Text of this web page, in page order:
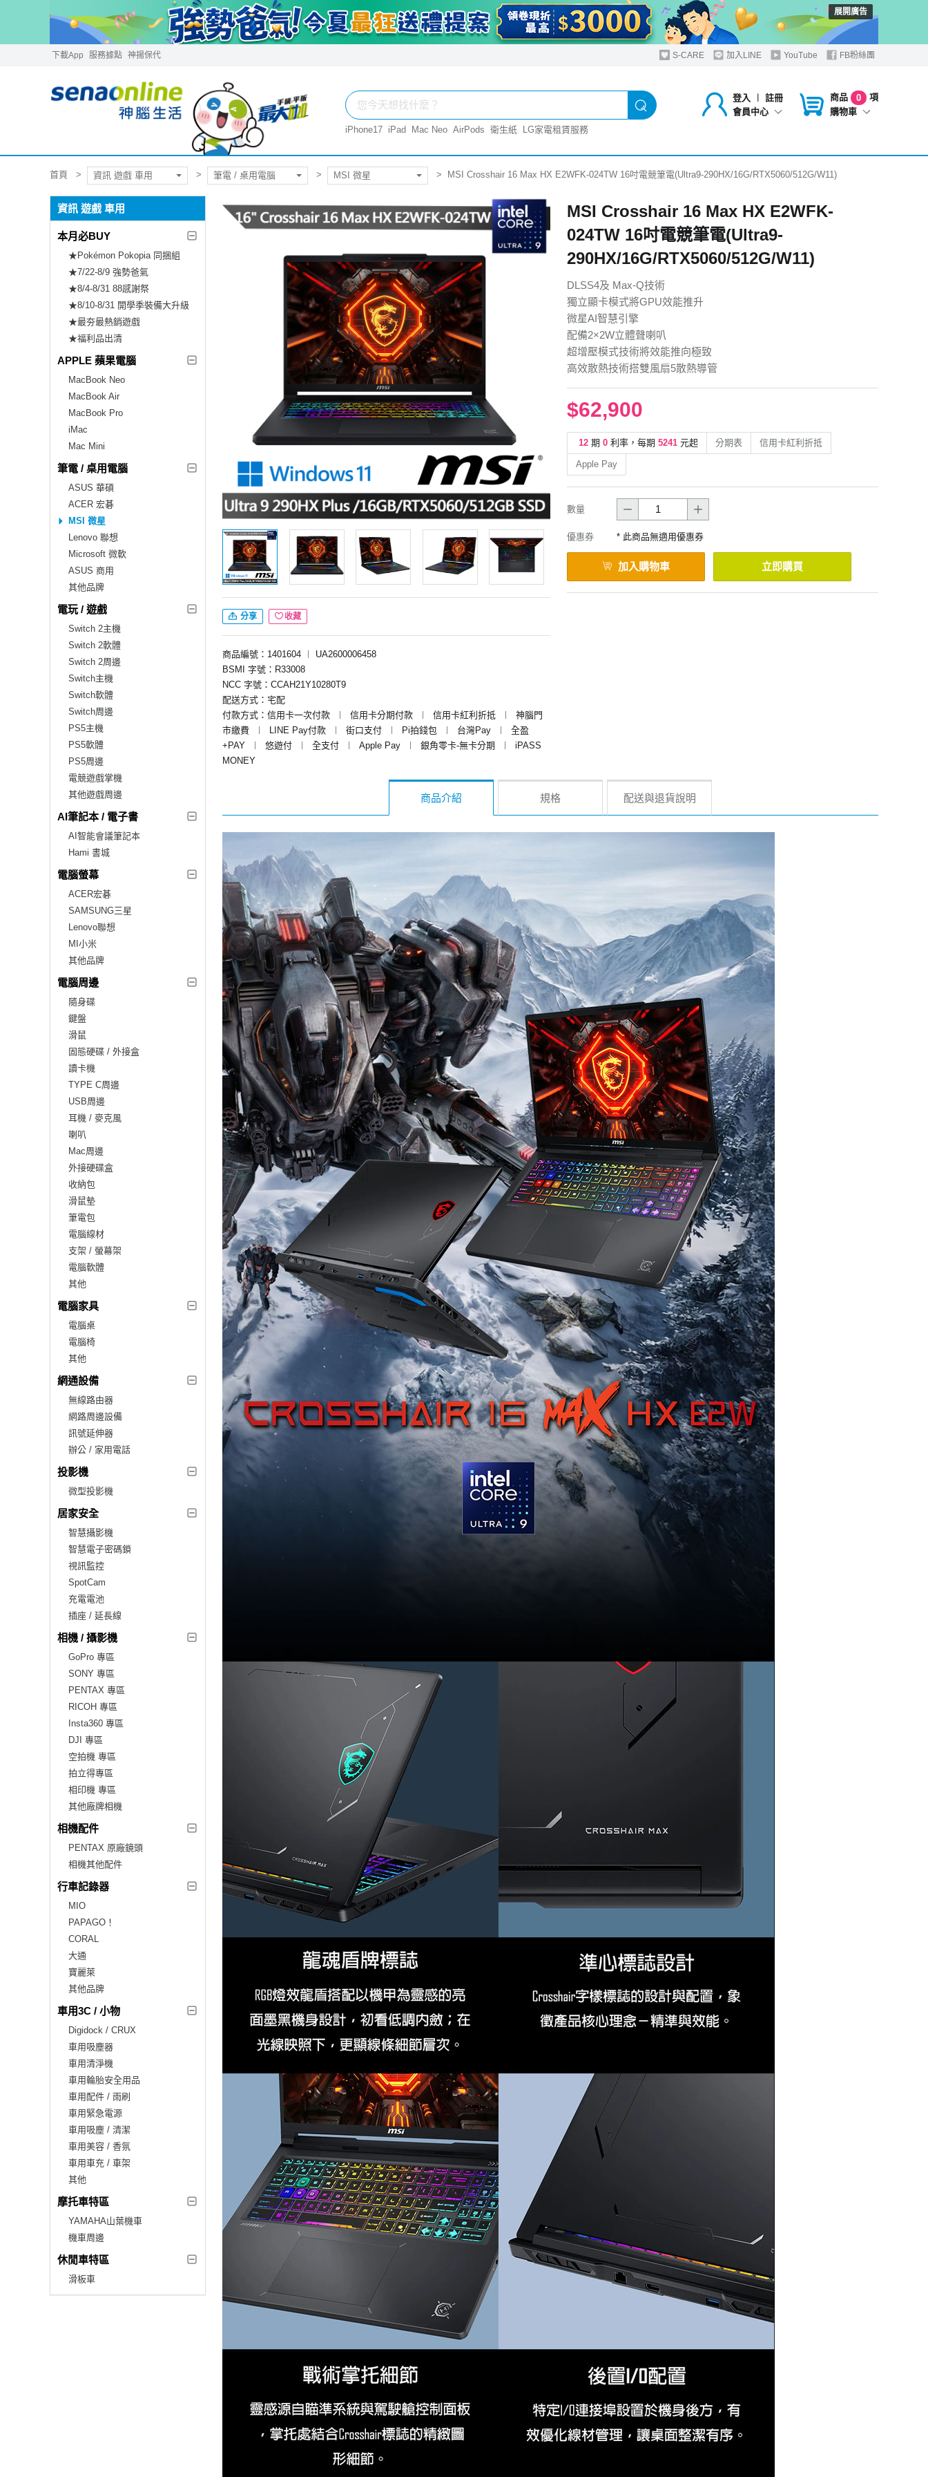
展開廣告
下載App 服務據點 神揚保代 S-CARE 加入LINE YouTube FB粉絲團
登入 ︱
註冊
會員中心
商品 0
項
購物車
iPhone17 iPad Mac Neo AirPods 衛生紙 LG家電租賃服務
首頁 資訊 遊戲 車用 筆電 / 桌用電腦 MSI 微星 MSI Crosshair 16 Max HX E2WFK-024TW 16吋電競筆電(Ultra9-290HX/16G/RTX5060/512G/W11)
資訊 遊戲 車用
本月必BUY
★Pokémon Pokopia 同捆組
★7/22-8/9 強勢爸氣
★8/4-8/31 88感謝祭
★8/10-8/31 開學季裝備大升級
★最夯最熱銷遊戲
★福利品出清
APPLE 蘋果電腦
MacBook Neo
MacBook Air
MacBook Pro
iMac
Mac Mini
筆電 / 桌用電腦
ASUS 華碩
ACER 宏碁
MSI 微星
Lenovo 聯想
Microsoft 微軟
ASUS 商用
其他品牌
電玩 / 遊戲
Switch 2主機
Switch 2軟體
Switch 2周邊
Switch主機
Switch軟體
Switch周邊
PS5主機
PS5軟體
PS5周邊
電競遊戲掌機
其他遊戲周邊
AI筆記本 / 電子書
AI智能會議筆記本
Hami 書城
電腦螢幕
ACER宏碁
SAMSUNG三星
Lenovo聯想
MI小米
其他品牌
電腦周邊
隨身碟
鍵盤
滑鼠
固態硬碟 / 外接盒
讀卡機
TYPE C周邊
USB周邊
耳機 / 麥克風
喇叭
Mac周邊
外接硬碟盒
收納包
滑鼠墊
筆電包
電腦線材
支架 / 螢幕架
電腦軟體
其他
電腦家具
電腦桌
電腦椅
其他
網通設備
無線路由器
網路周邊設備
訊號延伸器
辦公 / 家用電話
投影機
微型投影機
居家安全
智慧攝影機
智慧電子密碼鎖
視訊監控
SpotCam
充電電池
插座 / 延長線
相機 / 攝影機
GoPro 專區
SONY 專區
PENTAX 專區
RICOH 專區
Insta360 專區
DJI 專區
空拍機 專區
拍立得專區
相印機 專區
其他廠牌相機
相機配件
PENTAX 原廠鏡頭
相機其他配件
行車記錄器
MIO
PAPAGO！
CORAL
大通
寶麗萊
其他品牌
車用3C / 小物
Digidock / CRUX
車用吸塵器
車用清淨機
車用輪胎安全用品
車用配件 / 雨刷
車用緊急電源
車用吸塵 / 清潔
車用美容 / 香氛
車用車充 / 車架
其他
摩托車特區
YAMAHA山葉機車
機車周邊
休閒車特區
滑板車
分享 收藏
商品編號：1401604 ︱
UA2600006458
BSMI 字號：R33008
NCC 字號：CCAH21Y10280T9
配送方式：宅配
付款方式：信用卡一次付款
︱ 信用卡分期付款 ︱ 信用卡紅利折抵 ︱
神腦門
市繳費
︱ LINE Pay付款 ︱ 街口支付 ︱ Pi拍錢包 ︱ 台灣Pay ︱
全盈
+PAY
︱ 悠遊付 ︱ 全支付 ︱ Apple Pay ︱ 銀角零卡-無卡分期 ︱
iPASS
MONEY
MSI Crosshair 16 Max HX E2WFK-
024TW 16吋電競筆電(Ultra9-
290HX/16G/RTX5060/512G/W11)
DLSS4及 Max-Q技術
獨立顯卡模式將GPU效能推升
微星AI智慧引擎
配備2×2W立體聲喇叭
超增壓模式技術將效能推向極致
高效散熱技術搭雙風扇5散熱導管
$62,900
12 期 0 利率，每期 5241 元起 分期表 信用卡紅利折抵
Apple Pay
數量
優惠券 * 此商品無適用優惠券
加入購物車 立即購買
商品介紹 規格 配送與退貨說明